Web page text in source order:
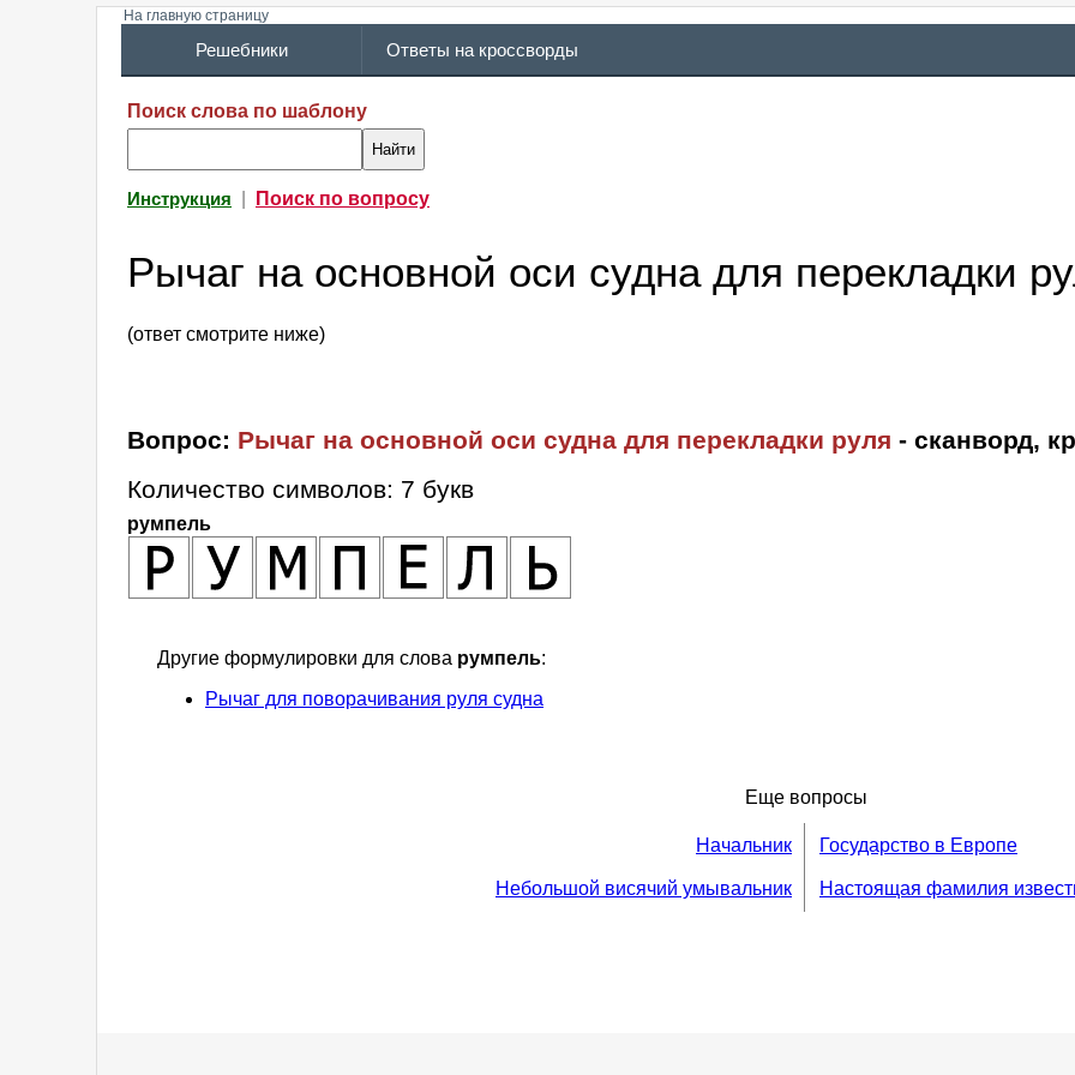
На главную страницу
Решебники Ответы на кроссворды
Поиск слова по шаблону
Инструкция Поиск по вопросу
Рычаг на основной оси судна для перекладки
(ответ смотрите ниже)
Вопрос: Рычаг на основной оси судна для перекладки руля - сканворд,
Количество символов: 7 букв
румпель
Другие формулировки для слова румпель:
Рычаг для поворачивания руля судна
Еще вопросы
Начальник
Небольшой висячий умывальник
Государство в Европе
Настоящая фамилия